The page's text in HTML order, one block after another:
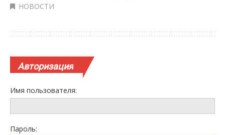
НОВОСТИ
Авторизация
Имя пользователя:
Пароль: